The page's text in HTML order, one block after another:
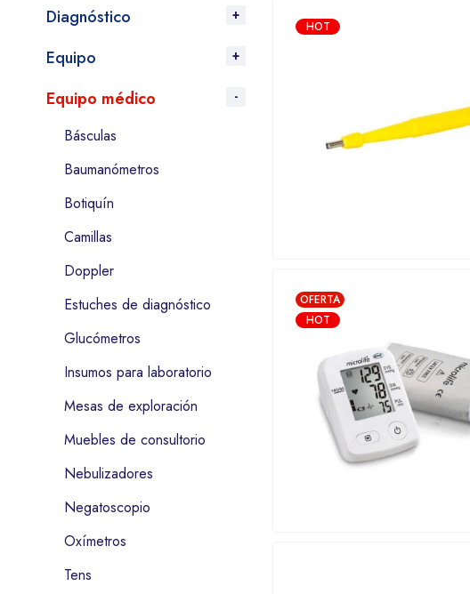
Diagnóstico
Equipo
Equipo médico
Básculas
Baumanómetros
Botiquín
Camillas
Doppler
Estuches de diagnóstico
Glucómetros
Insumos para laboratorio
Mesas de exploración
Muebles de consultorio
Nebulizadores
Negatoscopio
Oxímetros
Tens
HOT
OFERTA
HOT